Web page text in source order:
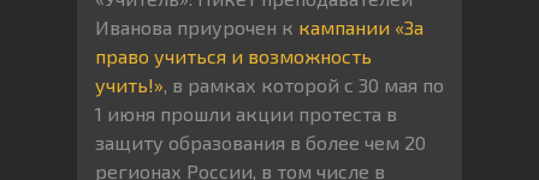
Иванова приурочен к кампании «За
право учиться и возможность
учить!» , в рамках которой с 30 мая по
1 июня прошли акции протеста в
защиту образования в более чем 20
регионах России, в том числе в